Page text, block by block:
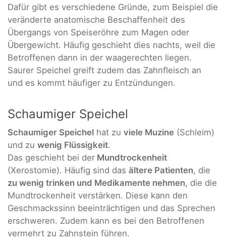
Dafür gibt es verschiedene Gründe, zum Beispiel die
veränderte anatomische Beschaffenheit des
Übergangs von Speiseröhre zum Magen oder
Übergewicht. Häufig geschieht dies nachts, weil die
Betroffenen dann in der waagerechten liegen.
Saurer Speichel greift zudem das Zahnfleisch an
und es kommt häufiger zu Entzündungen.
Schaumiger Speichel
Schaumiger Speichel hat zu viele Muzine (Schleim)
und zu wenig Flüssigkeit.
Das geschieht bei der Mundtrockenheit
(Xerostomie). Häufig sind das ältere Patienten, die
zu wenig trinken und Medikamente nehmen, die die
Mundtrockenheit verstärken. Diese kann den
Geschmackssinn beeinträchtigen und das Sprechen
erschweren. Zudem kann es bei den Betroffenen
vermehrt zu Zahnstein führen.